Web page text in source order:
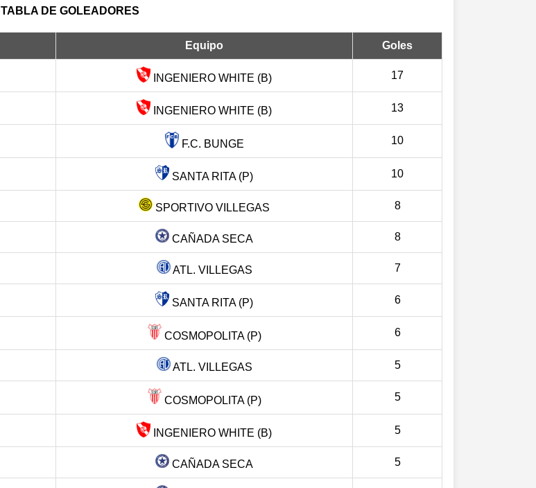
TABLA DE GOLEADORES
Equipo Goles
INGENIERO WHITE (B) 17
INGENIERO WHITE (B) 13
F.C. BUNGE 10
SANTA RITA (P) 10
SPORTIVO VILLEGAS 8
CAÑADA SECA 8
ATL. VILLEGAS 7
SANTA RITA (P) 6
COSMOPOLITA (P) 6
ATL. VILLEGAS 5
COSMOPOLITA (P) 5
INGENIERO WHITE (B) 5
CAÑADA SECA 5